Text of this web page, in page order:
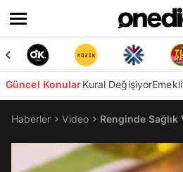
Güncel KonularKural Değişiyor
Haberler Video Renginde Sağlık